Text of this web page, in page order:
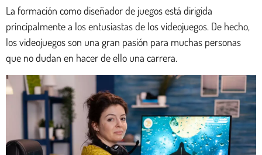
La formación como diseñador de juegos está dirigida
principalmente a los entusiastas de los videojuegos. De hecho,
los videojuegos son una gran pasión para muchas personas
que no dudan en hacer de ello una carrera.